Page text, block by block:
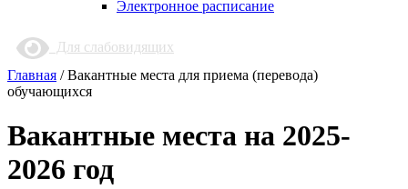
Электронное расписание
Для слабовидящих
Главная /Вакантные места для приема (перевода)
обучающихся
Вакантные места на 2025-
2026 год